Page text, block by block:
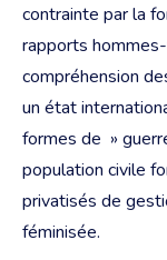
contrainte par la
rapports
compréhension
un état
formes de »
population civile
privatisés de
féminisée.